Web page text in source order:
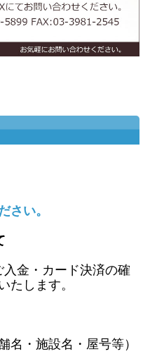
さい。
金・カード決済の確
たします。
名・施設名・屋号等）